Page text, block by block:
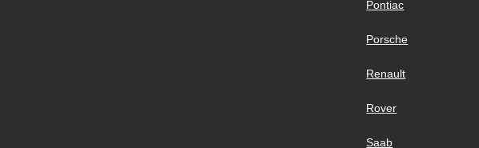
Pontiac
Porsche
Renault
Rover
Saab